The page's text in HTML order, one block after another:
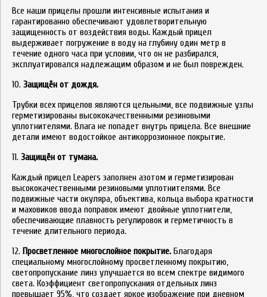
Все наши прицелы прошли интенсивные испытания и
гарантированно обеспечивают удовлетворительную
защищенность от воздействия воды. Каждый прицел
выдерживает погружение в воду на глубину один метр в
течение одного часа при условии, что он не разбирался,
эксплуатировался надлежащим образом и не был поврежден.
10. Защищён от дождя.
Трубки всех прицелов являются цельными, все подвижные узлы
герметизированы высококачественными резиновыми
уплотнителями. Влага не попадет внутрь прицела. Все внешние
детали имеют водостойкое антикоррозионное покрытие.
11. Защищён от тумана.
Каждый прицел Leapers заполнен азотом и герметизирован
высококачественными резиновыми уплотнителями. Все
подвижные части окуляра, объектива, кольца выбора кратности
и маховиков ввода поправок имеют двойные уплотнители,
обеспечивающие плавность регулировок и герметичность в
течение длительного периода.
12. Просветленное многослойное покрытие. Благодаря
специальному многослойному просветленному покрытию,
светопропускание линз улучшается во всем спектре видимого
света. Коэффициент светопропускания отдельных линз
превышает 95%, что создает яркое изображение при дневном